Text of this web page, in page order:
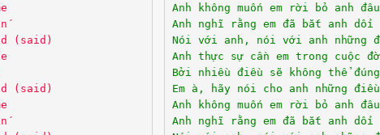
(said)
(said)
Anh không muốn em rời bỏ anh đâu
Anh nghĩ rằng em đã bắt anh dối
Nói với anh, nói với anh những
Anh thực sự cần em trong cuộc
Bởi nhiều điều sẽ không thể
Em à, hãy nói cho anh những
Anh không muốn em rời bỏ anh đâu
Anh nghĩ rằng em đã bắt anh dối